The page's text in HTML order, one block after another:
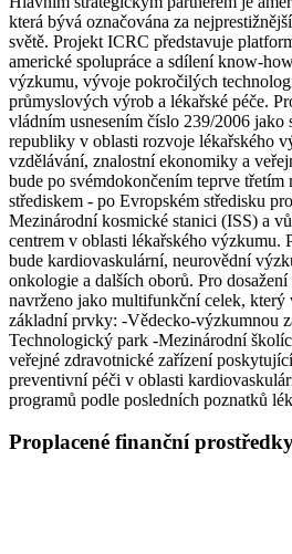
která bývá označována za
světě. Projekt ICRC představuje
americké spolupráce a sdílení know-
výzkumu, vývoje pokročilých
průmyslových výrob a lékařské péče.
vládním usnesením číslo 239/2006 jako
republiky v oblasti rozvoje lékařského
vzdělávání, znalostní ekonomiky a
bude po svémdokončením teprve
střediskem - po Evropském středisku
Mezinárodní kosmické stanici (ISS) a
centrem v oblasti lékařského výzkumu.
bude kardiovaskulární, neurovědní
onkologie a dalších oborů. Pro
navrženo jako multifunkční celek, který
základní prvky: -Vědecko-výzkumnou
Technologický park -Mezinárodní
veřejné zdravotnické zařízení
preventivní péči v oblasti
programů podle posledních poznatků
Proplacené finanční